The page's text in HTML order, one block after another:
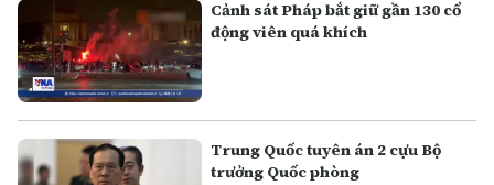
Cảnh sát Pháp bắt giữ gần 130 cổ
động viên quá khích
Trung Quốc tuyên án 2 cựu Bộ
trưởng Quốc phòng